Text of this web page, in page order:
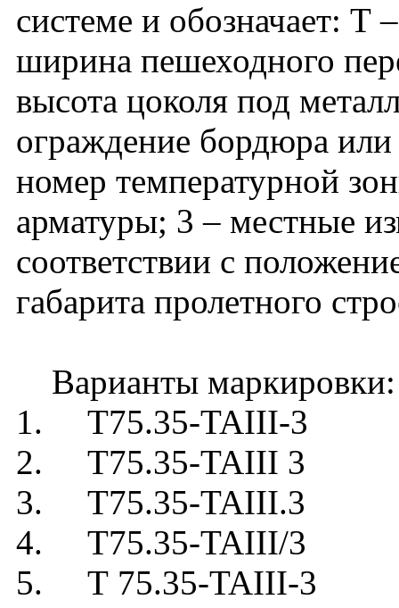
системе и обозначает: Т
ширина пешеходного
высота цоколя под
ограждение бордюра
номер температурной
арматуры; 3 – местные
соответствии с
габарита пролетного
Варианты маркировки:
1. Т75.35-TAIII-3
2. Т75.35-TAIII 3
3. Т75.35-TAIII.3
4. Т75.35-TAIII/3
5. Т 75.35-TAIII-3